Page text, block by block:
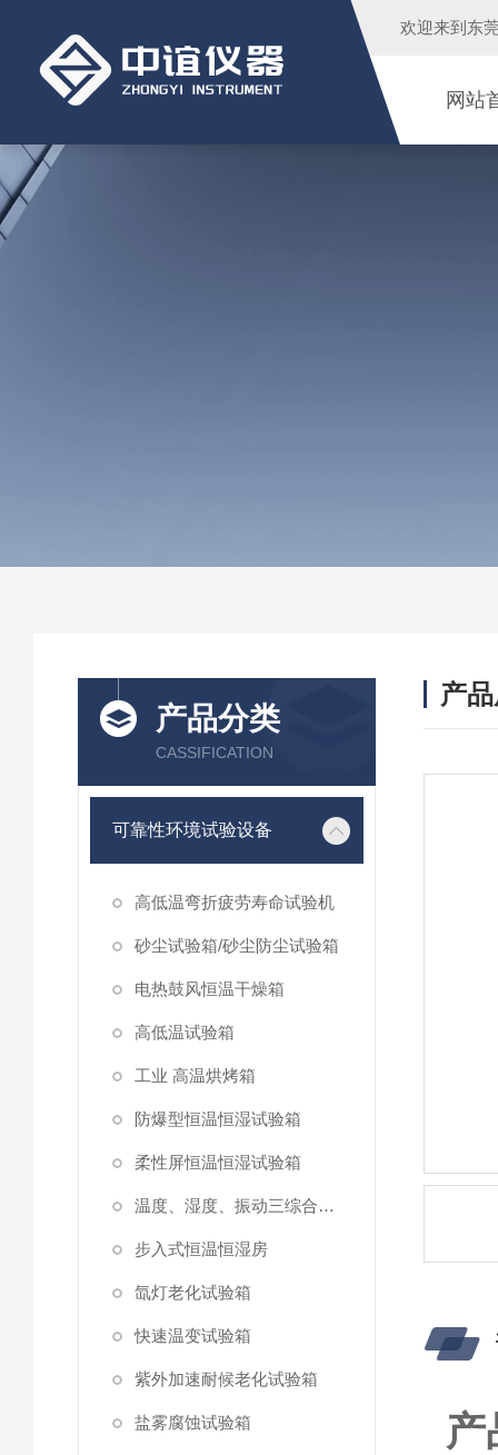
欢迎来到 东
网站
产品分类
CASSIFICATION
可靠性环境试验设备
高低温弯折疲劳寿命试验机
砂尘试验箱/砂尘防尘试验箱
电热鼓风恒温干燥箱
高低温试验箱
工业 高温烘烤箱
防爆型恒温恒湿试验箱
柔性屏恒温恒湿试验箱
温度、湿度、振动三综合试验箱
步入式恒温恒湿房
氙灯老化试验箱
快速温变试验箱
紫外加速耐候老化试验箱
盐雾腐蚀试验箱
产
产